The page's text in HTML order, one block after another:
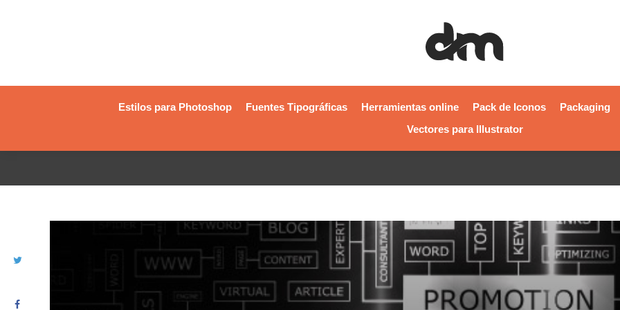
Estilos para Photoshop Fuentes Tipográficas Herramientas online Pack de Iconos
Packaging
Vectores para Illustrator